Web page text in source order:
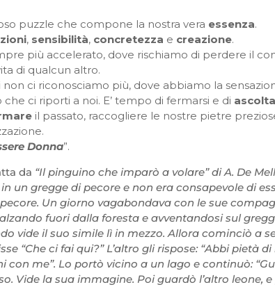
puzzle che compone la nostra vera essenza.
, sensibilità, concretezza e creazione.
più accelerato, dove rischiamo di perdere il
di qualcun altro.
ci riconosciamo più, dove abbiamo la
ci riporti a noi. E’ tempo di fermarsi e di
il passato, raccogliere le nostre pietre
Donna”.
da “Il pinguino che imparò a volare” di A. De
un gregge di pecore e non era consapevole di
Un giorno vagabondava con le sue
fuori dalla foresta e avventandosi sul
vide il suo simile lì in mezzo. Allora cominciò a
“Che ci fai qui?” L’altro gli rispose: “Abbi pietà
me”. Lo portò vicino a un lago e continuò:
Vide la sua immagine. Poi guardò l’altro leone,